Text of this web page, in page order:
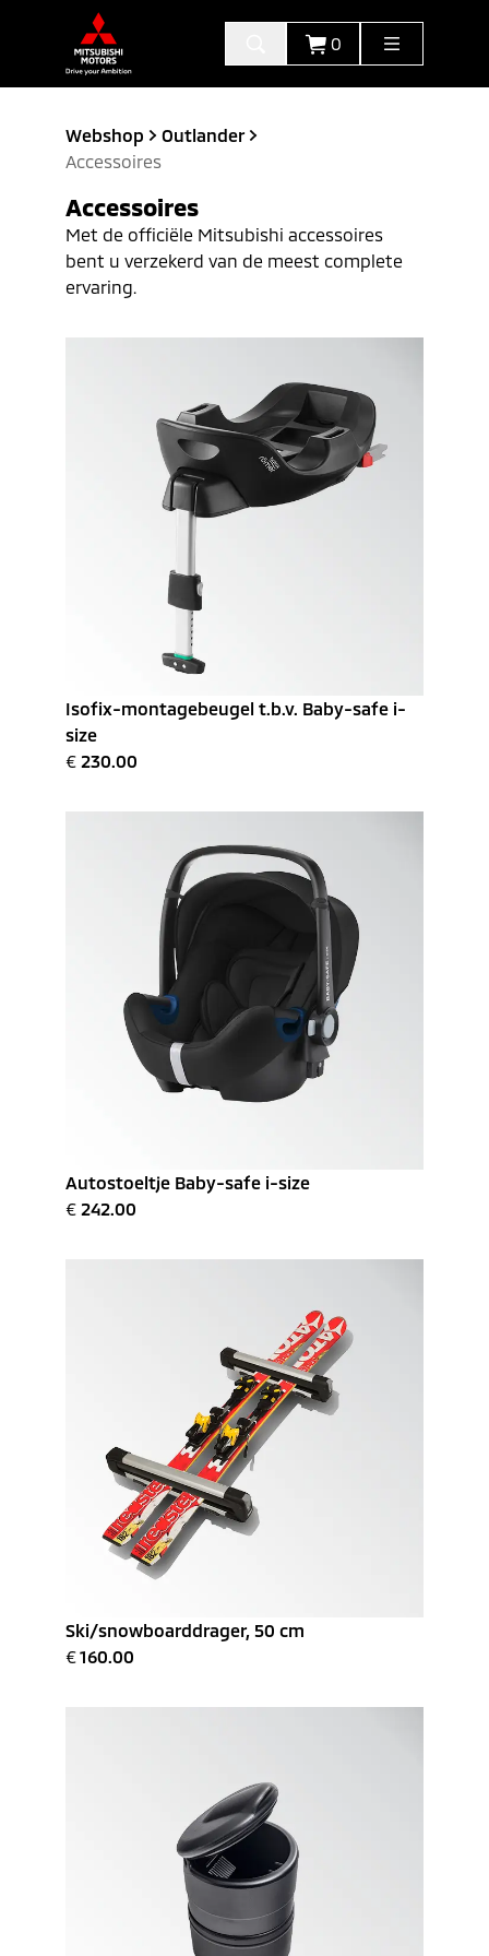
0
Webshop
Outlander
Accessoires
Accessoires
Met de officiële Mitsubishi accessoires
bent u verzekerd van de meest complete
ervaring.
Isofix-montagebeugel t.b.v. Baby-safe i-
size
€ 230.00
Autostoeltje Baby-safe i-size
€ 242.00
Ski/snowboarddrager, 50 cm
€160.00